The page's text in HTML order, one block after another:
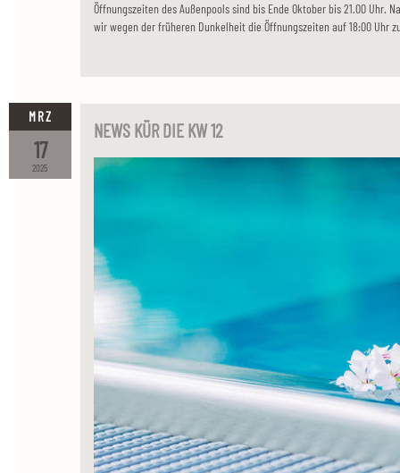
Öffnungszeiten des Außenpools sind bis Ende Oktober bis 21.00 Uhr.
wir wegen der früheren Dunkelheit die Öffnungszeiten auf 18:00 Uhr
2025
17
MRZ
NEWS KÜR DIE KW 12